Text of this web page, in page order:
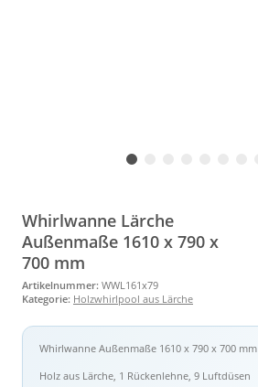
Whirlwanne Lärche
Außenmaße 1610 x 790 x
700 mm
Artikelnummer: WWL161x79
Kategorie: Holzwhirlpool aus Lärche
Whirlwanne Außenmaße 1610 x 790 x 700 mm
Holz aus Lärche, 1 Rückenlehne, 9 Luftdüsen